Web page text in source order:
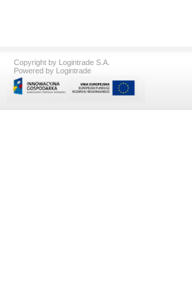
Copyright by Logintrade S.A.
Powered by Logintrade